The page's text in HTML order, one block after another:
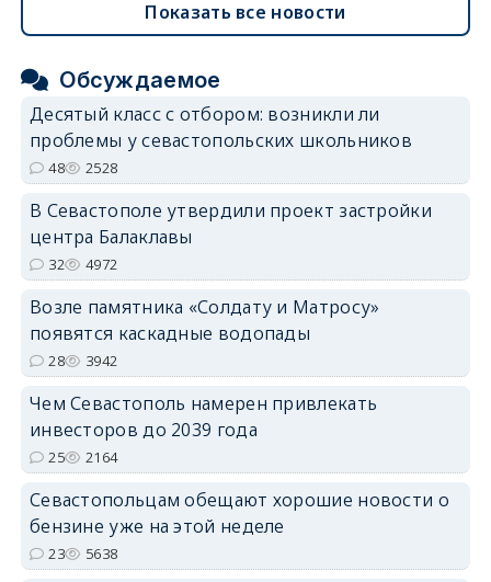
Показать все новости
Обсуждаемое
Десятый класс с отбором: возникли ли
проблемы у севастопольских школьников
48 2528
В Севастополе утвердили проект застройки
центра Балаклавы
32 4972
Возле памятника «Солдату и Матросу»
появятся каскадные водопады
28 3942
Чем Севастополь намерен привлекать
инвесторов до 2039 года
25 2164
Севастопольцам обещают хорошие новости о
бензине уже на этой неделе
23 5638